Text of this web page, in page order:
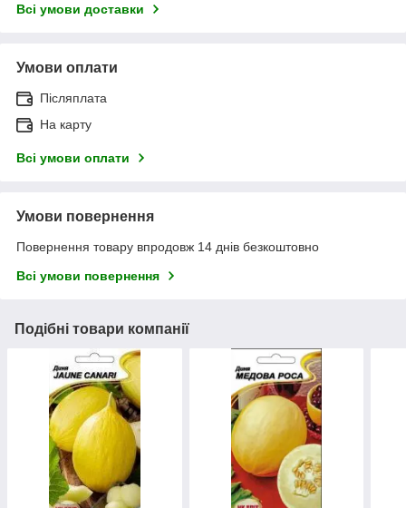
Всі умови доставки
Умови оплати
Післяплата
На карту
Всі умови оплати
Умови повернення
Повернення товару впродовж 14 днів безкоштовно
Всі умови повернення
Подібні товари компанії